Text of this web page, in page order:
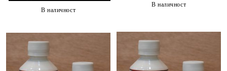
В наличност
В наличност